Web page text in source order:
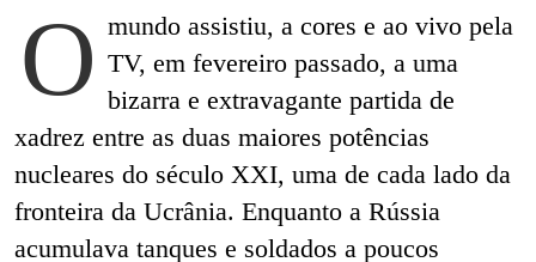
O mundo assistiu, a cores e ao vivo pela
TV, em fevereiro passado, a uma
bizarra e extravagante partida de
xadrez entre as duas maiores potências
nucleares do século XXI, uma de cada lado da
fronteira da Ucrânia. Enquanto a Rússia
acumulava tanques e soldados a poucos